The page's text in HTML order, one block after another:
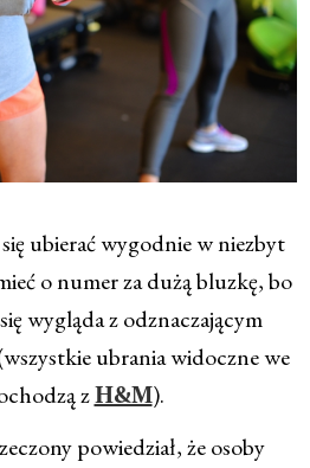
ubierać wygodnie w niezbyt
o numer za dużą bluzkę, bo
wygląda z odznaczającym
ubrania widoczne we
z H&M).
powiedział, że osoby